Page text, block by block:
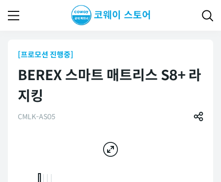
[프로모션 진행중]
BEREX 스마트 매트리스 S8+ 라
지킹
CMLK-AS05